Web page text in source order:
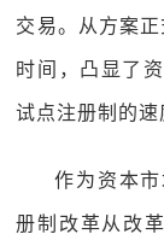
交易。从方案
时间，凸显了
试点注册制的速
作为资本
册制改革从改